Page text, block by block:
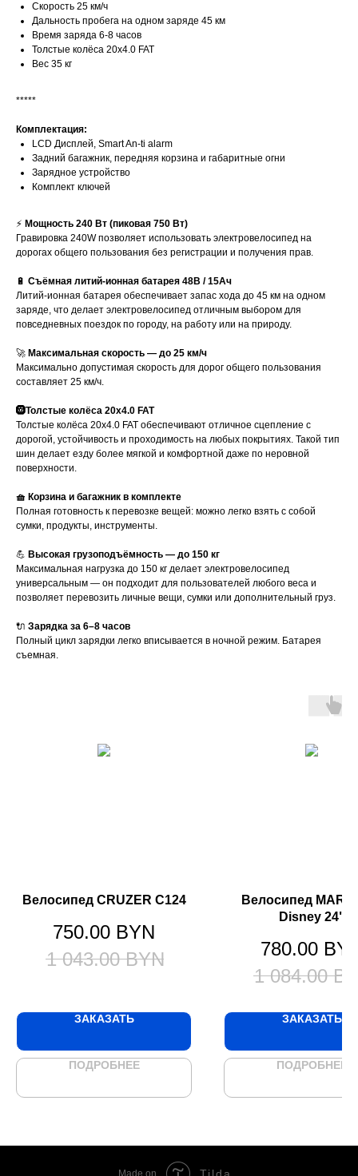
Скорость 25 км/ч
Дальность пробега на одном заряде 45 км
Время заряда 6-8 часов
Толстые колёса 20x4.0 FAT
Вес 35 кг
*****
Комплектация:
LCD Дисплей, Smart An-ti alarm
Задний багажник, передняя корзина и габаритные огни
Зарядное устройство
Комплект ключей
⚡️ Мощность 240 Вт (пиковая 750 Вт)
Гравировка 240W позволяет использовать электровелосипед на
дорогах общего пользования без регистрации и получения прав.
🔋 Съёмная литий-ионная батарея 48В / 15Ач
Литий-ионная батарея обеспечивает запас хода до 45 км на одном
заряде, что делает электровелосипед отличным выбором для
повседневных поездок по городу, на работу или на природу.
🚀 Максимальная скорость — до 25 км/ч
Максимально допустимая скорость для дорог общего пользования
составляет 25 км/ч.
🛞Толстые колёса 20x4.0 FAT
Толстые колёса 20x4.0 FAT обеспечивают отличное сцепление с
дорогой, устойчивость и проходимость на любых покрытиях. Такой тип
шин делает езду более мягкой и комфортной даже по неровной
поверхности.
🧺 Корзина и багажник в комплекте
Полная готовность к перевозке вещей: можно легко взять с собой
сумки, продукты, инструменты.
💪 Высокая грузоподъёмность — до 150 кг
Максимальная нагрузка до 150 кг делает электровелосипед
универсальным — он подходит для пользователей любого веса и
позволяет перевозить личные вещи, сумки или дополнительный груз.
🔌 Зарядка за 6–8 часов
Полный цикл зарядки легко вписывается в ночной режим. Батарея
съемная.
Велосипед CRUZER C124
750.00 BYN
1 043.00 BYN
ЗАКАЗАТЬ
ПОДРОБНЕЕ
Велосипед
Disney 24"
780.00
1 084.00
ЗАКАЗАТЬ
ПОДРОБНЕЕ
Made on Tilda